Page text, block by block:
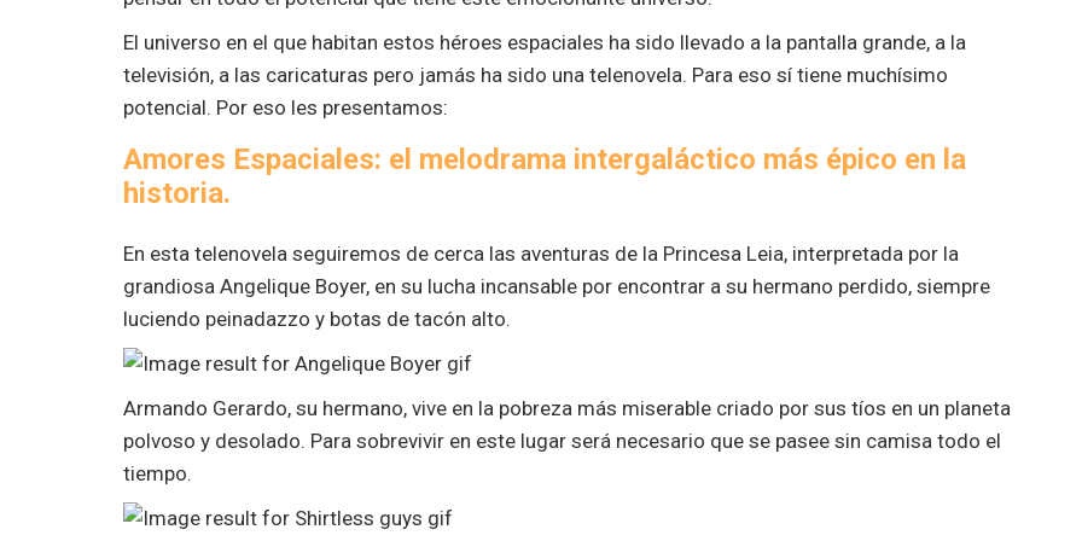
El universo en el que habitan estos héroes espaciales ha sido llevado a la pantalla grande, a la
televisión, a las caricaturas pero jamás ha sido una telenovela. Para eso sí tiene muchísimo
potencial. Por eso les presentamos:
Amores Espaciales: el melodrama intergaláctico más épico en la
historia.
En esta telenovela seguiremos de cerca las aventuras de la Princesa Leia, interpretada por la
grandiosa Angelique Boyer, en su lucha incansable por encontrar a su hermano perdido, siempre
luciendo peinadazzo y botas de tacón alto.
Armando Gerardo, su hermano, vive en la pobreza más miserable criado por sus tíos en un planeta
polvoso y desolado. Para sobrevivir en este lugar será necesario que se pasee sin camisa todo el
tiempo.